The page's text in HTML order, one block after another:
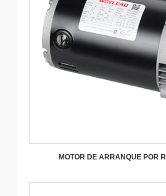
MOTOR DE ARRANQUE POR